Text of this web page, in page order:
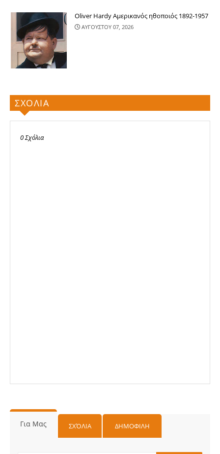
Oliver Hardy Αμερικανός ηθοποιός 1892-1957
ΑΥΓΟΥΣΤΟΥ 07, 2026
ΣΧΟΛΙΑ
0 Σχόλια
Για Μας ΣΧΌΛΙΑ ΔΗΜΟΦΙΛΗ